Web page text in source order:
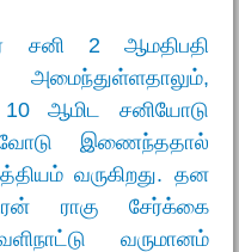
சனி 2 ஆமதிபதி
ஆமிட சனியோடு
இணைந்ததால்
வருகிறது. தன
ராகு சேர்க்கை
வருமானம்